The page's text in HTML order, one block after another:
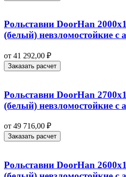
Рольставни DoorHan
(белый) невзломостойкие с
от 41 292,00 ₽
Заказать расчет
Рольставни DoorHan
(белый) невзломостойкие с
от 49 716,00 ₽
Заказать расчет
Рольставни DoorHan